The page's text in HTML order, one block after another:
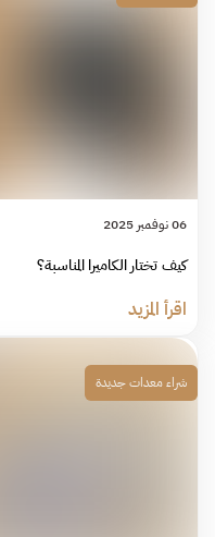
06 نوفمبر 2025
كيف تختار الكاميرا المناسبة؟
اقرأ المزيد
شراء معدات جديدة